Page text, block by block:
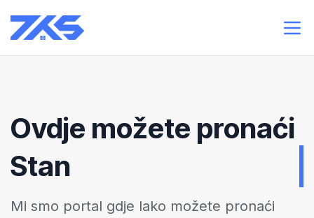
Ovdje možete pronaći
Stan
Mi smo portal gdje lako možete pronaći